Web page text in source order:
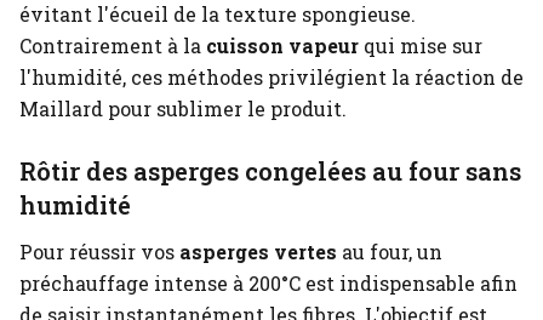
évitant l'écueil de la texture spongieuse.
Contrairement à la cuisson vapeur qui mise sur
l'humidité, ces méthodes privilégient la réaction de
Maillard pour sublimer le produit.
Rôtir des asperges congelées au four sans
humidité
Pour réussir vos asperges vertes au four, un
préchauffage intense à 200°C est indispensable afin
de saisir instantanément les fibres. L'objectif est